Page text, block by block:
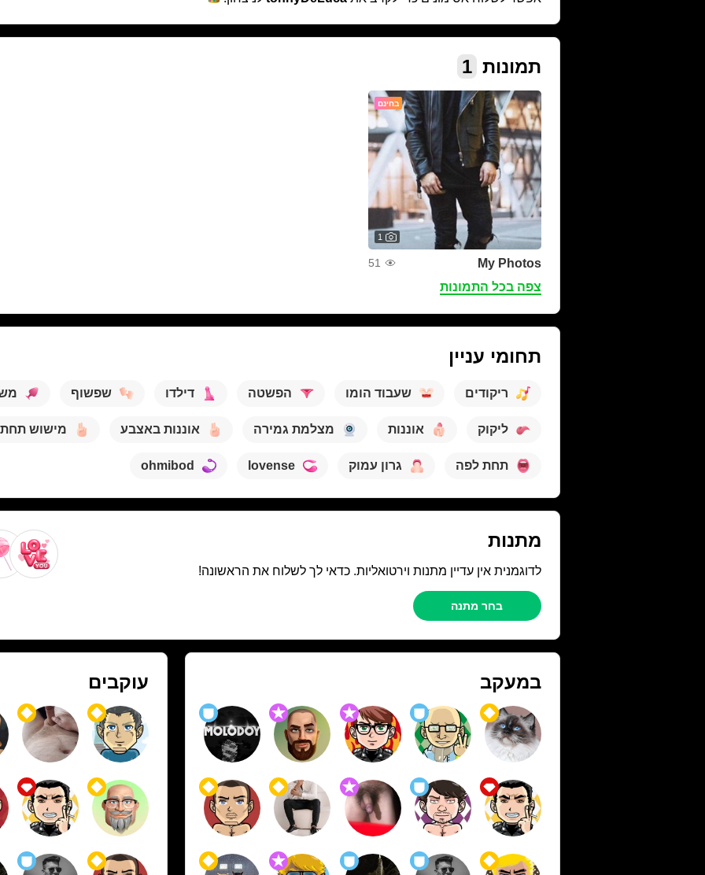
תמונות 1
בחינם
1
My Photos
51
צפה בכל התמונות
תחומי עניין
ריקודים שעבוד הומו הפשטה דילדו שפשוף
ליקוק אוננות מצלמת גמירה אוננות באצבע מישוש תחת
תחת לפה גרון עמוק lovense
ohmibod
מתנות
לדוגמנית אין עדיין מתנות וירטואליות. כדאי לך לשלוח את הראשונה!
בחר מתנה
במעקב עוקבים